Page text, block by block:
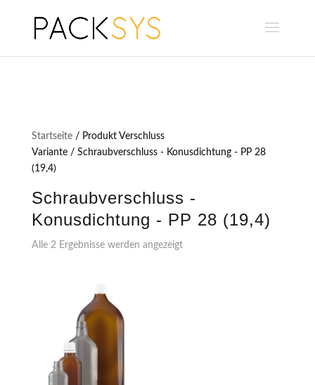
Startseite/ Produkt Verschluss
Variante / Schraubverschluss - Konusdichtung - PP 28
(19,4)
Schraubverschluss -
Konusdichtung - PP 28 (19,4)
Alle 2 Ergebnisse werden angezeigt